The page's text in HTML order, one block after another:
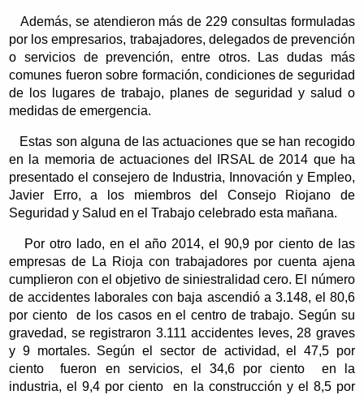
Además, se atendieron más de 229 consultas formuladas
por los empresarios, trabajadores, delegados de prevención
o servicios de prevención, entre otros. Las dudas más
comunes fueron sobre formación, condiciones de seguridad
de los lugares de trabajo, planes de seguridad y salud o
medidas de emergencia.
Estas son alguna de las actuaciones que se han recogido
en la memoria de actuaciones del IRSAL de 2014 que ha
presentado el consejero de Industria, Innovación y Empleo,
Javier Erro, a los miembros del Consejo Riojano de
Seguridad y Salud en el Trabajo celebrado esta mañana.
Por otro lado, en el año 2014, el 90,9 por ciento de las
empresas de La Rioja con trabajadores por cuenta ajena
cumplieron con el objetivo de siniestralidad cero. El número
de accidentes laborales con baja ascendió a 3.148, el 80,6
por ciento de los casos en el centro de trabajo. Según su
gravedad, se registraron 3.111 accidentes leves, 28 graves
y 9 mortales. Según el sector de actividad, el 47,5 por
ciento fueron en servicios, el 34,6 por ciento en la
industria, el 9,4 por ciento en la construcción y el 8,5 por